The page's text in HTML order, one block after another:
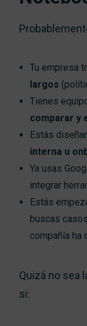
Tu empresa
largos
Tienes
comparar y
Estás
interna u
Ya usas
integrar
Estás
buscas
compañía ha
Quizá no sea
si: